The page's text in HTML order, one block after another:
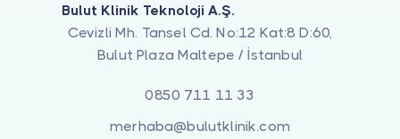
Bulut Klinik Teknoloji A.Ş.
Cevizli Mh. Tansel Cd. No:12 Kat:8 D:60,
Bulut Plaza Maltepe / İstanbul
0850 711 11 33
merhaba@bulutklinik.com